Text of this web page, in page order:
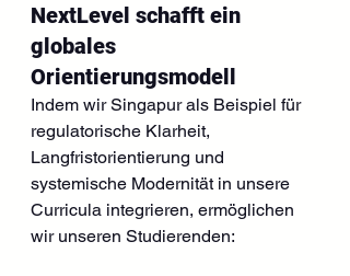
NextLevel schafft ein
globales
Orientierungsmodell
Indem wir Singapur als Beispiel für
regulatorische Klarheit,
Langfristorientierung und
systemische Modernität in unsere
Curricula integrieren, ermöglichen
wir unseren Studierenden: